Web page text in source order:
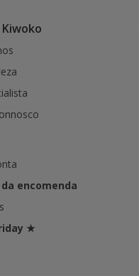
encomenda
★